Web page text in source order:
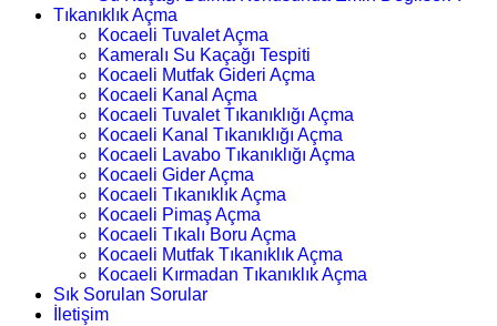
Tıkanıklık Açma
Kocaeli Tuvalet Açma
Kameralı Su Kaçağı Tespiti
Kocaeli Mutfak Gideri Açma
Kocaeli Kanal Açma
Kocaeli Tuvalet Tıkanıklığı Açma
Kocaeli Kanal Tıkanıklığı Açma
Kocaeli Lavabo Tıkanıklığı Açma
Kocaeli Gider Açma
Kocaeli Tıkanıklık Açma
Kocaeli Pimaş Açma
Kocaeli Tıkalı Boru Açma
Kocaeli Mutfak Tıkanıklık Açma
Kocaeli Kırmadan Tıkanıklık Açma
Sık Sorulan Sorular
İletişim